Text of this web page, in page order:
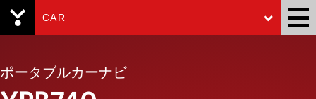
CAR
ポータブルカーナビ